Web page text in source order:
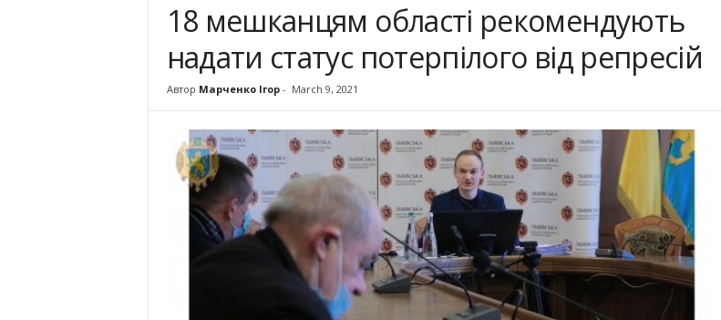
18 мешканцям області рекомендують
надати статус потерпілого від репресій
Автор Марченко Ігор- March 9, 2021